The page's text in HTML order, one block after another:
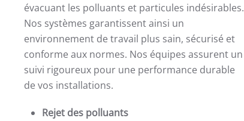
évacuant les polluants et particules indésirables.
Nos systèmes garantissent ainsi un
environnement de travail plus sain, sécurisé et
conforme aux normes. Nos équipes assurent un
suivi rigoureux pour une performance durable
de vos installations.
Rejet des polluants